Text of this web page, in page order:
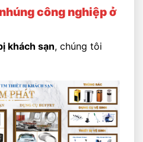
công nghiệp ở
khách sạn, chúng tôi